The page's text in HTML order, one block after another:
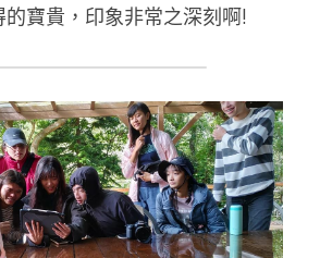
寶貴，印象非常之深刻啊!